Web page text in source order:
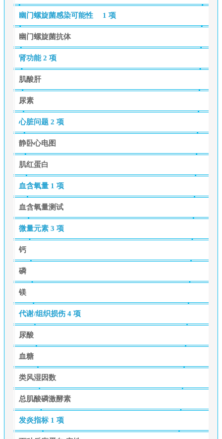
幽门螺旋菌感染可能性 1 项
幽门螺旋菌抗体
肾功能 2 项
肌酸肝
尿素
心脏问题 2 项
静卧心电图
肌红蛋白
血含氧量 1 项
血含氧量测试
微量元素 3 项
钙
磷
镁
代谢/组织损伤 4 项
尿酸
血糖
类风湿因数
总肌酸磷激酵素
发炎指标 1 项